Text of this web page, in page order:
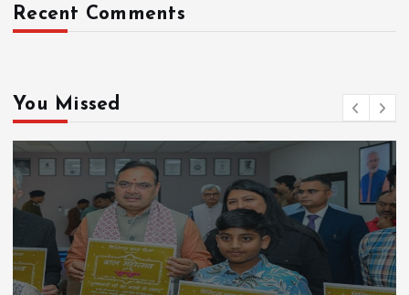
Recent Comments
You Missed